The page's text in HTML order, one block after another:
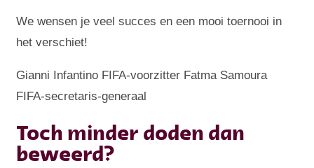
We wensen je veel succes en een mooi toernooi in
het verschiet!
Gianni Infantino FIFA-voorzitter Fatma Samoura
FIFA-secretaris-generaal
Toch minder doden dan
beweerd?